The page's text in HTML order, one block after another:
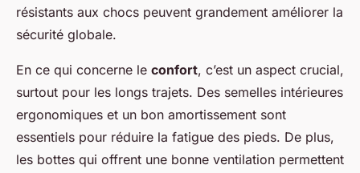
résistants aux chocs peuvent grandement améliorer la
sécurité globale.
En ce qui concerne le confort, c’est un aspect crucial,
surtout pour les longs trajets. Des semelles intérieures
ergonomiques et un bon amortissement sont
essentiels pour réduire la fatigue des pieds. De plus,
les bottes qui offrent une bonne ventilation permettent